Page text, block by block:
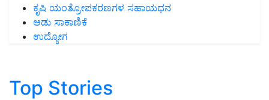
ಕೃಷಿ ಯಂತ್ರೋಪಕರಣಗಳ ಸಹಾಯಧನ
ಆಡು ಸಾಕಾಣಿಕೆ
ಉದ್ಯೋಗ
Top Stories